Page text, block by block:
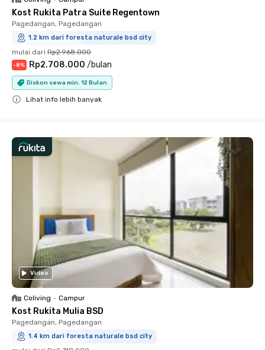
Kost Rukita Patra Suite Regentown
Pagedangan, Pagedangan
1.2 km dari foresta naturale bsd city
mulai dari Rp2.968.000
-8% Rp2.708.000 /bulan
Diskon sewa min. 12 Bulan
Lihat info lebih banyak
Video
Coliving • Campur
Kost Rukita Mulia BSD
Pagedangan, Pagedangan
1.4 km dari foresta naturale bsd city